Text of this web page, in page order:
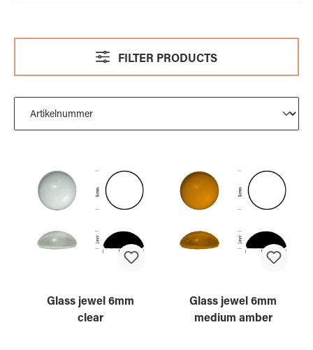
FILTER PRODUCTS
Glass jewel 6mm
clear
Glass jewel 6mm
medium amber